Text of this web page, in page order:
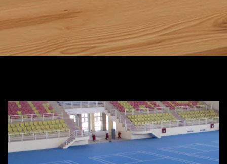
KONTAKT
ZA ARHITEKTE